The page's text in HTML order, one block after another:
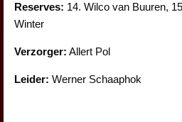
Reserves: 14. Wilco van Buuren,
Winter
Verzorger: Allert Pol
Leider: Werner Schaaphok